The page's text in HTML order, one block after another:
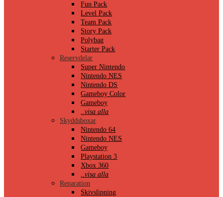
Fun Pack
Level Pack
Team Pack
Story Pack
Polybag
Starter Pack
Reservdelar
Super Nintendo
Nintendo NES
Nintendo DS
Gameboy Color
Gameboy
..visa alla
Skyddsboxar
Nintendo 64
Nintendo NES
Gameboy
Playstation 3
Xbox 360
..visa alla
Reparation
Skivslipning